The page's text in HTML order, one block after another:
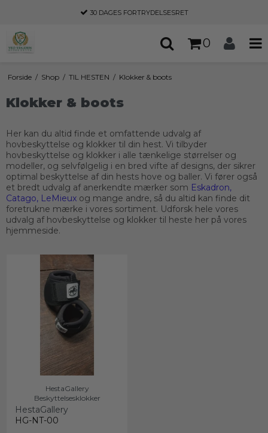
30 DAGESFORTRYDELSESRET
0
Forside / Shop / TIL HESTEN / Klokker & boots
Klokker & boots
Her kan du altid finde et omfattende udvalg af
hovbeskyttelse og klokker til din hest. Vi tilbyder
hovbeskyttelse og klokker i alle tænkelige størrelser og
modeller, og selvfølgelig i en bred vifte af designs, der sikrer
optimal beskyttelse af din hests hove og baller. Vi fører også
et bredt udvalg af anerkendte mærker som Eskadron,
Catago, LeMieux og mange andre, så du altid kan finde dit
foretrukne mærke i vores sortiment. Udforsk hele vores
udvalg af hovbeskyttelse og klokker til heste her på vores
hjemmeside.
HestaGallery
Beskyttelsesklokker
HestaGallery
HG-NT-00